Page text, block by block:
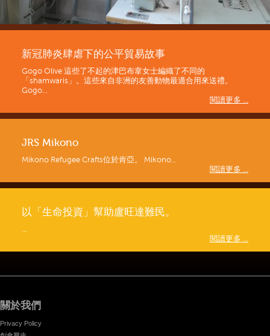
新冠肺炎肆虐下的公平貿易故事
Gogo Olive 這些了不起的津巴布韋女士編織了不同的
「shamwaris」。這些來自非洲的友善動物最適合用來送禮。
Gogo...
閱讀更多 ...
JRS Mikono
Mikono Refugee Crafts位於肯亞。 Mikono...
閱讀更多 ...
以「生命投資」幫助盧旺達難民。
...
閱讀更多 ...
關於我們
Privacy Policy